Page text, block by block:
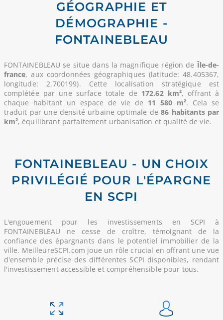
GÉOGRAPHIE ET
DÉMOGRAPHIE -
FONTAINEBLEAU
FONTAINEBLEAU se situe dans la magnifique région deÎle-de-
france, aux coordonnées géographiques (latitude: 48.405367,
longitude: 2.700199). Cette localisation stratégique est
complétée par une surface totale de 172.62 km², offrant à
chaque habitant un espace de vie de 11 580 m². Cela se
traduit par une densité urbaine optimale de86 habitants par
km², équilibrant parfaitement urbanisation et qualité de vie.
FONTAINEBLEAU - UN CHOIX
PRIVILÉGIÉ POUR L'ÉPARGNE
EN SCPI
L'engouement pour les investissements en SCPI à
FONTAINEBLEAU ne cesse de croître, témoignant de la
confiance des épargnants dans le potentiel immobilier de la
ville. MeilleureSCPI.com joue un rôle crucial en offrant une vue
d'ensemble précise des différentes SCPI disponibles, rendant
l'investissement accessible et compréhensible pour tous.